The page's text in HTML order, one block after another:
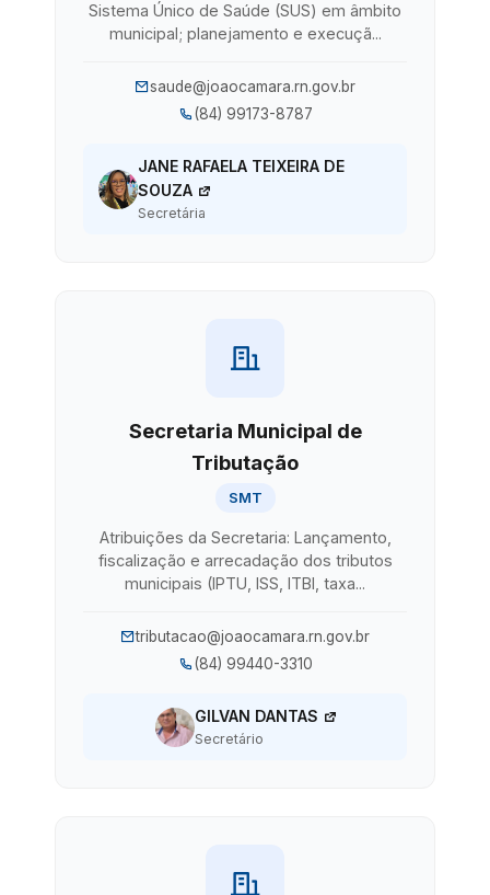
Sistema Único de Saúde (SUS) em âmbito
municipal; planejamento e execuçã...
saude@joaocamara.rn.gov.br
(84) 99173-8787
JANE RAFAELA TEIXEIRA DE
SOUZA
Secretária
Secretaria Municipal de
Tributação
SMT
Atribuições da Secretaria: Lançamento,
fiscalização e arrecadação dos tributos
municipais (IPTU, ISS, ITBI, taxa...
tributacao@joaocamara.rn.gov.br
(84) 99440-3310
GILVAN DANTAS
Secretário